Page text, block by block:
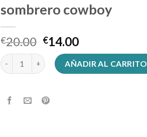
sombrero cowboy
€20.00 €14.00
sombrero cowboy cantidadAÑADIR AL CARRITO